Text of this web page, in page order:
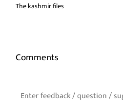
The kashmir files
Comments